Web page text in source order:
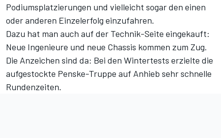
Podiumsplatzierungen und vielleicht sogar den einen
oder anderen Einzelerfolg einzufahren.
Dazu hat man auch auf der Technik-Seite eingekauft:
Neue Ingenieure und neue Chassis kommen zum Zug.
Die Anzeichen sind da: Bei den Wintertests erzielte die
aufgestockte Penske-Truppe auf Anhieb sehr schnelle
Rundenzeiten.